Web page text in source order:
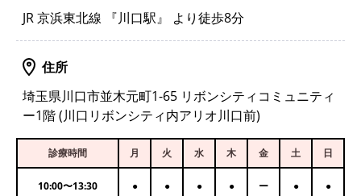
JR 京浜東北線 『川口駅』 より徒歩8分
住所
埼玉県川口市並木元町1-65 リボンシティコミュニティ
ー1階 (川口リボンシティ内アリオ川口前)
診療時間 月 火 水 木 金 土 日
10:00〜13:30 ● ● ● ● ー ● ●